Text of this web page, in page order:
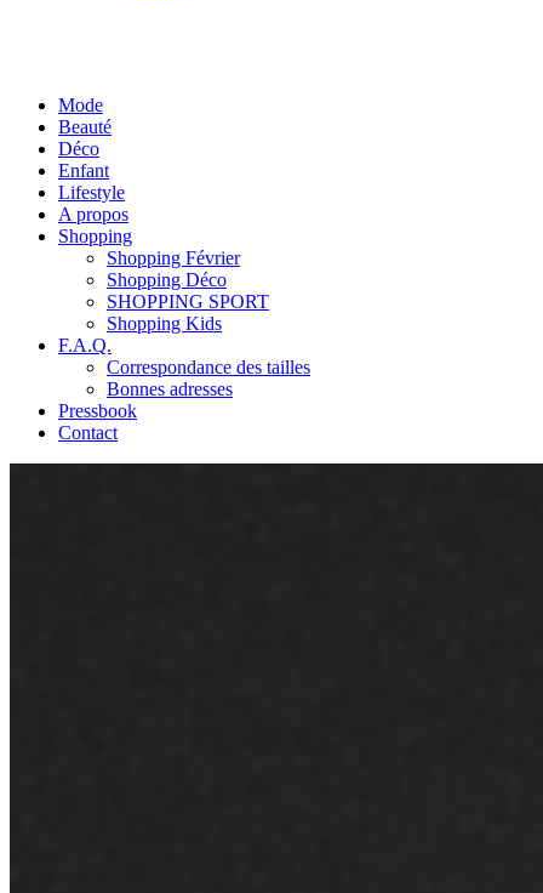
Mode
Beauté
Déco
Enfant
Lifestyle
A propos
Shopping
Shopping Février
Shopping Déco
SHOPPING SPORT
Shopping Kids
F.A.Q.
Correspondance des tailles
Bonnes adresses
Pressbook
Contact